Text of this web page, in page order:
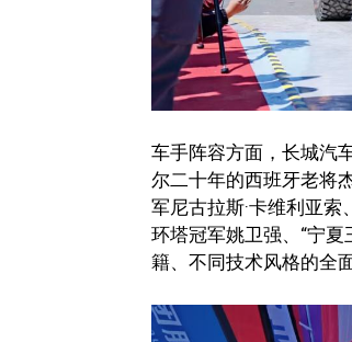
车手阵容方面，长城汽
尔二十年的西班牙老将
军尼古拉斯·卡维利亚
环塔冠军姚卫强、“宁
籍、不同技术风格的全